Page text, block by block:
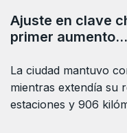
Ajuste en clave
primer aumento…
La ciudad mantuvo
mientras extendía su
estaciones y 906